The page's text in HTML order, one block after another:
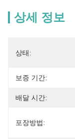
상세 정보
상태:
보증 기간:
배달 시간:
포장방법: